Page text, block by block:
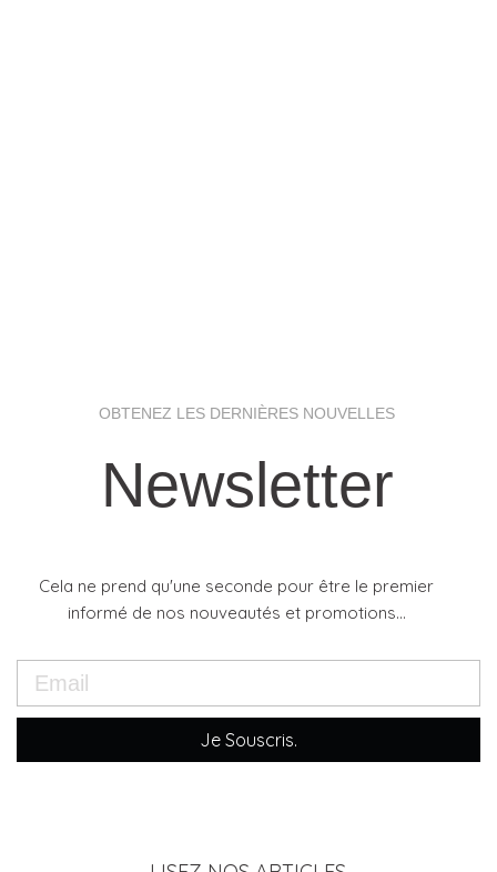
OBTENEZ LES DERNIÈRES NOUVELLES
Newsletter
Cela ne prend qu'une seconde pour être le premier
informé de nos nouveautés et promotions...
Je Souscris.